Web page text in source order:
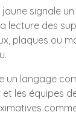
signale
lecture des
plaques ou
un langage
les équipes
comme